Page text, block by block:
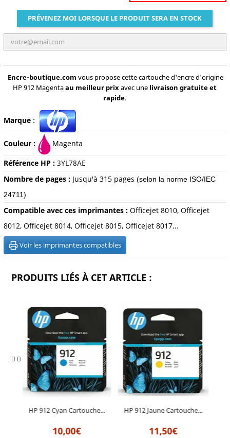
PRÉVENEZ MOI LORSQUE LE PRODUIT SERA EN STOCK
Encre-boutique.com vous propose cette cartouche d'encre d'origine
HP 912 Magentaau meilleur prixavec une livraison gratuite et
rapide.
Marque:
Couleur : Magenta
Référence HP : 3YL78AE
Nombre de pages :Jusqu'à 31 5 pages (selon la norme ISO/IEC
24711)
Compatible avec ces imprimantes : Officejet 8010, Officejet
8012, Officejet 8014, Officejet 8015, Officejet 8017...
Voir les imprimantes compatibles
PRODUITS LIÉS À CET ARTICLE :
HP 912 Cyan Cartouche...
10,00€
HP 912 Jaune Cartouche...
11,50€